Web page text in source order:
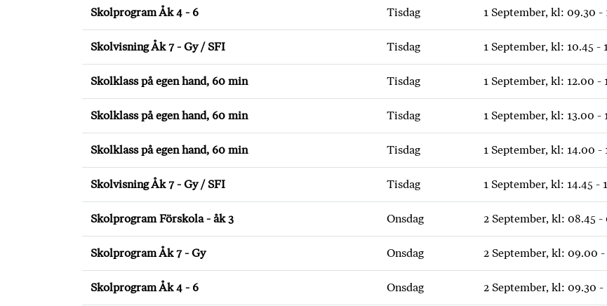
Skolprogram Åk 4 - 6 Tisdag 1 September, kl: 09.30 -
Skolvisning Åk 7 - Gy / SFI Tisdag 1 September, kl: 10.45 -
Skolklass på egen hand, 60 min Tisdag 1 September, kl: 12.00 -
Skolklass på egen hand, 60 min Tisdag 1 September, kl: 13.00 -
Skolklass på egen hand, 60 min Tisdag 1 September, kl: 14.00 -
Skolvisning Åk 7 - Gy / SFI Tisdag 1 September, kl: 14.45 -
Skolprogram Förskola - åk 3 Onsdag 2 September, kl: 08.45 -
Skolprogram Åk 7 - Gy Onsdag 2 September, kl: 09.00 -
Skolprogram Åk 4 - 6 Onsdag 2 September, kl: 09.30 -